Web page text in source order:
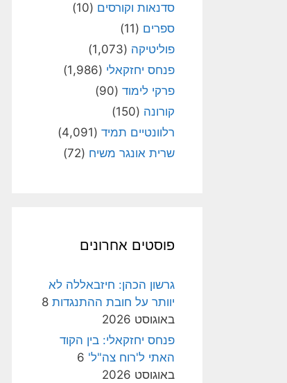
סדנאות וקורסים (10)
ספרים (11)
פוליטיקה (1,073)
פנחס יחזקאלי (1,986)
פרקי לימוד (90)
קורונה (150)
רלוונטיים תמיד (4,091)
שרית אונגר משיח (72)
פוסטים אחרונים
גרשון הכהן: חיזבאללה לא
יוותר על חובת ההתנגדות 8
באוגוסט 2026
פנחס יחזקאלי: בין הקוד
האתי ל'רוח צה"ל' 6
באוגוסט 2026